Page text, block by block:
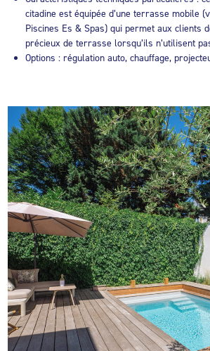
citadine est équipée d’une terrasse mobile
Piscines Es & Spas) qui permet aux clients
précieux de terrasse lorsqu’ils n’utilisent
Options : régulation auto, chauffage,